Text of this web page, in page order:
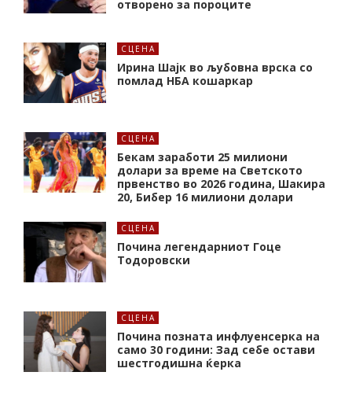
отворено за пороците
СЦЕНА
Ирина Шајк во љубовна врска со
помлад НБА кошаркар
СЦЕНА
Бекам заработи 25 милиони
долари за време на Светското
првенство во 2026 година, Шакира
20, Бибер 16 милиони долари
СЦЕНА
Почина легендарниот Гоце
Тодоровски
СЦЕНА
Почина позната инфлуенсерка на
само 30 години: Зад себе остави
шестгодишна ќерка